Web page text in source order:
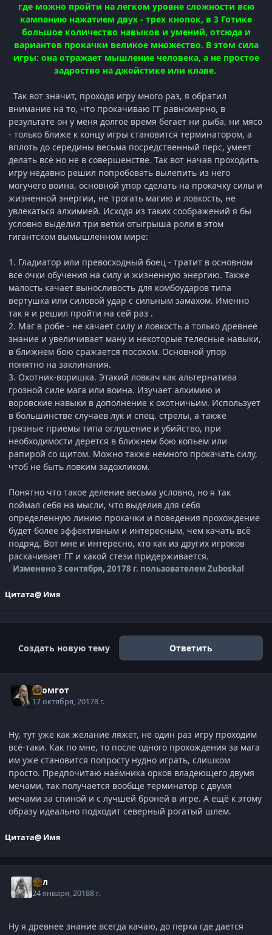
где можно пройти на легком уровне сложности всю
кампанию нажатием двух - трех кнопок, в 3 Готике
большое количество навыков и умений, отсюда и
вариантов прокачки великое множество. В этом сила
игры: она отражает мышление человека, а не простое
задроство на джойстике или клаве.
Так вот значит, проходя игру много раз, я обратил
внимание на то, что прокачиваю ГГ равномерно, в
результате он у меня долгое время бегает ни рыба, ни мясо
- только ближе к концу игры становится терминатором, а
вплоть до середины весьма посредственный перс, умеет
делать всё но не в совершенстве. Так вот начав проходить
игру недавно решил попробовать вылепить из него
могучего воина, основной упор сделать на прокачку силы и
жизненной энергии, не трогать магию и ловкость, не
увлекаться алхимией. Исходя из таких соображений я бы
условно выделил три ветки отыгрыша роли в этом
гигантском вымышленном мире:
1. Гладиатор или превосходный боец - тратит в основном
все очки обучения на силу и жизненную энергию. Также
малость качает выносливость для комбоударов типа
вертушка или силовой удар с сильным замахом. Именно
так я и решил пройти на сей раз .
2. Маг в робе - не качает силу и ловкость а только древнее
знание и увеличивает ману и некоторые телесные навыки,
в ближнем бою сражается посохом. Основной упор
понятно на заклинания.
3. Охотник-воришка. Этакий ловкач как альтернатива
грозной силе мага или воина. Изучает алхимию и
воровские навыки в дополнение к охотничьим. Использует
в большинстве случаев лук и спец. стрелы, а также
грязные приемы типа оглушение и убийство, при
необходимости дерется в ближнем бою копьем или
рапирой со щитом. Можно также немного прокачать силу,
чтоб не быть ловким задохликом.
Понятно что такое деление весьма условно, но я так
поймал себя на мысли, что выделив для себя
определенную линию прокачки и поведения прохождение
будет более эффективным и интересным, чем качать всё
подряд. Вот мне и интересно, кто как из других игроков
раскачивает ГГ и какой стези придерживается.
Изменено3 сентября, 20178 г. пользователем Zuboskal
Цитата@ Имя
Создать новую тему Ответить
Громгот
17 октября, 20178 г.
Ну, тут уже как желание ляжет, не один раз игру проходим
всё-таки. Как по мне, то после одного прохождения за мага
им уже становится попросту нудно играть, слишком
просто. Предпочитаю наёмника орков владеющего двумя
мечами, так получается вообще терминатор с двумя
мечами за спиной и с лучшей броней в игре. А ещё к этому
образу идеально подходит северный рогатый шлем.
Цитата@ Имя
Сул
24 января, 20188 г.
Ну я древнее знание всегда качаю, до перка где дается